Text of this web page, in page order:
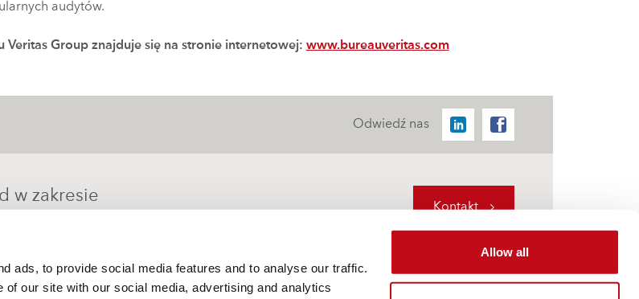
ads, to provide social media features and to analyse our traffic.
our site with our social media, advertising and analytics
Allow all
audytów.
Veritas Group znajduje się na stronie internetowej: www.bureauveritas.com
Odwiedź nas
w zakresie
Kontakt